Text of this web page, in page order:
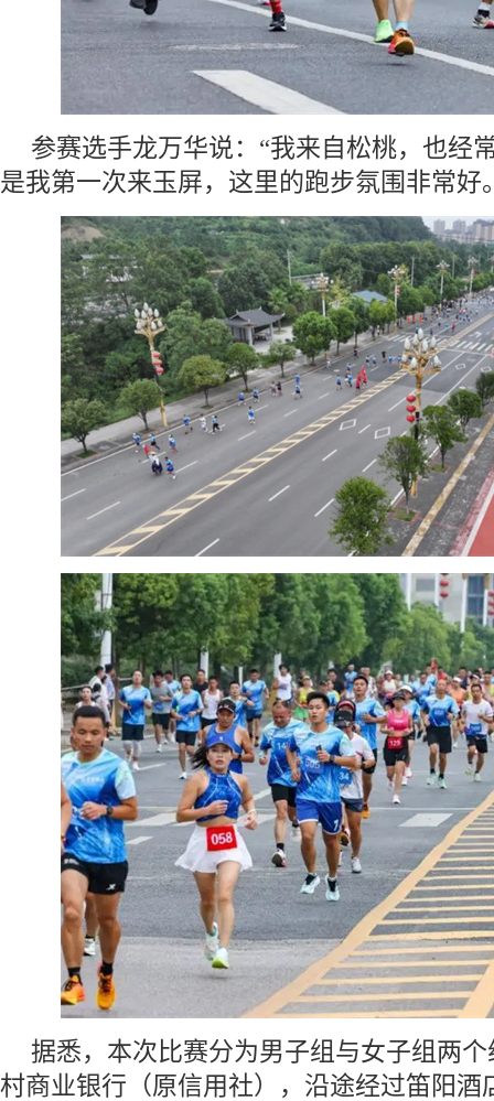
参赛选手龙万华说：“我来自松桃，也经
是我第一次来玉屏，这里的跑步氛围非常好
据悉，本次比赛分为男子组与女子组两
村商业银行（原信用社），沿途经过笛阳酒